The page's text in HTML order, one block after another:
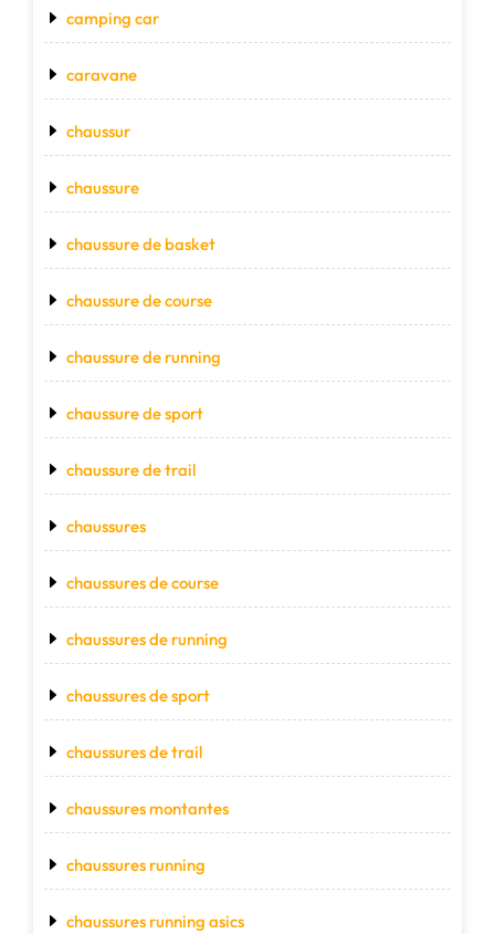
camping car
caravane
chaussur
chaussure
chaussure de basket
chaussure de course
chaussure de running
chaussure de sport
chaussure de trail
chaussures
chaussures de course
chaussures de running
chaussures de sport
chaussures de trail
chaussures montantes
chaussures running
chaussures running asics